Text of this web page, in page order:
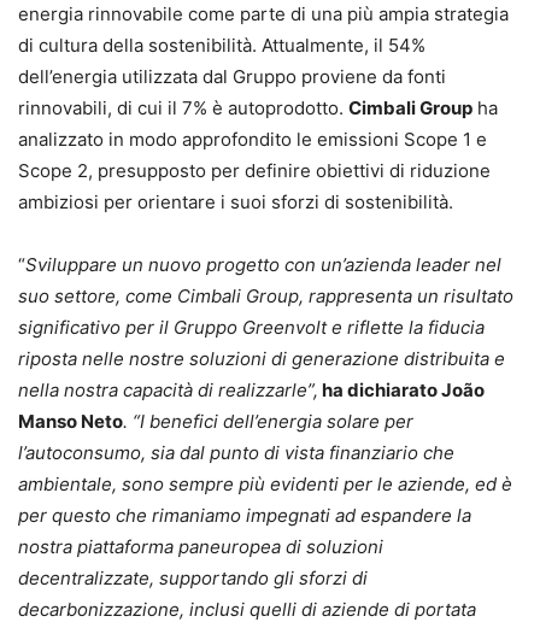
energia rinnovabile come parte di una più ampia strategia
di cultura della sostenibilità. Attualmente, il 54%
dell’energia utilizzata dal Gruppo proviene da fonti
rinnovabili, di cui il 7% è autoprodotto. Cimbali Group ha
analizzato in modo approfondito le emissioni Scope 1 e
Scope 2, presupposto per definire obiettivi di riduzione
ambiziosi per orientare i suoi sforzi di sostenibilità.
“Sviluppare un nuovo progetto con un’azienda leader nel
suo settore, come Cimbali Group, rappresenta un risultato
significativo per il Gruppo Greenvolt e riflette la fiducia
riposta nelle nostre soluzioni di generazione distribuita e
nella nostra capacità di realizzarle”, ha dichiarato João
Manso Neto. “I benefici dell’energia solare per
l’autoconsumo, sia dal punto di vista finanziario che
ambientale, sono sempre più evidenti per le aziende, ed è
per questo che rimaniamo impegnati ad espandere la
nostra piattaforma paneuropea di soluzioni
decentralizzate, supportando gli sforzi di
decarbonizzazione, inclusi quelli di aziende di portata